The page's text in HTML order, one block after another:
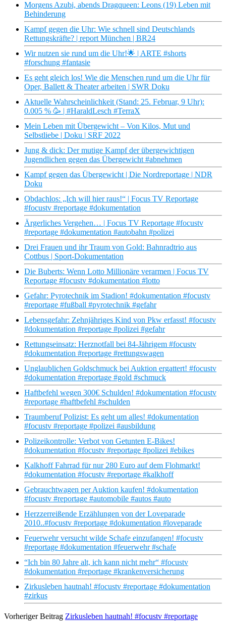
Morgens Azubi, abends Dragqueen: Leons (19) Leben mit
Behinderung
Kampf gegen die Uhr: Wie schnell sind Deutschlands
Rettungskräfte? | report München | BR24
Wir nutzen sie rund um die Uhr!🌟 | ARTE #shorts
#forschung #fantasie
Es geht gleich los! Wie die Menschen rund um die Uhr für
Oper, Ballett & Theater arbeiten | SWR Doku
Aktuelle Wahrscheinlichkeit (Stand: 25. Februar, 9 Uhr):
0.005 % 🥳 | #HaraldLesch #TerraX
Mein Leben mit Übergewicht – Von Kilos, Mut und
Selbstliebe | Doku | SRF 2022
Jung & dick: Der mutige Kampf der übergewichtigen
Jugendlichen gegen das Übergewicht #abnehmen
Kampf gegen das Übergewicht | Die Nordreportage | NDR
Doku
Obdachlos: „Ich will hier raus!“ | Focus TV Reportage
#focustv #reportage #dokumentation
Ärgerliches Vergehen… | Focus TV Reportage #focustv
#reportage #dokumentation #autobahn #polizei
Drei Frauen und ihr Traum von Gold: Bahnradtrio aus
Cottbus | Sport-Dokumentation
Die Buberts: Wenn Lotto Millionäre verarmen | Focus TV
Reportage #focustv #dokumentation #lotto
Gefahr: Pyrotechnik im Stadion! #dokumentation #focustv
#reportage #fußball #pyrotechnik #gefahr
Lebensgefahr: Zehnjähriges Kind von Pkw erfasst! #focustv
#dokumentation #reportage #polizei #gefahr
Rettungseinsatz: Herznotfall bei 84-Jährigem #focustv
#dokumentation #reportage #rettungswagen
Unglaublichen Goldschmuck bei Auktion ergattert! #focustv
#dokumentation #reportage #gold #schmuck
Haftbefehl wegen 300€ Schulden! #dokumentation #focustv
#reportage #haftbefehl #schulden
Traumberuf Polizist: Es geht um alles! #dokumentation
#focustv #reportage #polizei #ausbildung
Polizeikontrolle: Verbot von Getunten E-Bikes!
#dokumentation #focustv #reportage #polizei #ebikes
Kalkhoff Fahrrad für nur 280 Euro auf dem Flohmarkt!
#dokumentation #focustv #reportage #kalkhoff
Gebrauchtwagen per Auktion kaufen! #dokumentation
#focustv #reportage #automobile #autos #auto
Herzzerreißende Erzählungen von der Loveparade
2010..#focustv #reportage #dokumentation #loveparade
Feuerwehr versucht wilde Schafe einzufangen! #focustv
#reportage #dokumentation #feuerwehr #schafe
“Ich bin 80 Jahre alt, ich kann nicht mehr“ #focustv
#dokumentation #reportage #krankenversicherung
Zirkusleben hautnah! #focustv #reportage #dokumentation
#zirkus
Vorheriger Beitrag Zirkusleben hautnah! #focustv #reportage